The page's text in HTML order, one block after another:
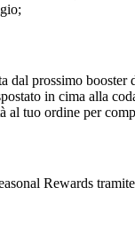
dal prossimo booster
in cima alla
tuo ordine per
Rewards